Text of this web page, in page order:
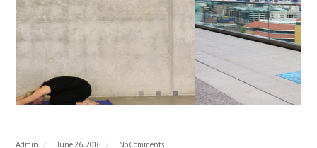
Admin June 26, 2016 No Comments